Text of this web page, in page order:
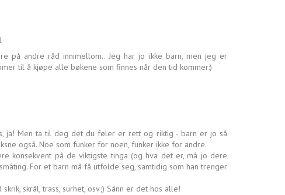
på andre råd innimellom.. Jeg har jo ikke barn, men jeg er
til å kjøpe alle bøkene som finnes når den tid kommer:)
ja! Men ta til deg det du føler er rett og riktig - barn er jo så
også. Noe som funker for noen, funker ikke for andre.
konsekvent på de viktigste tinga (og hva det er, må jo dere
For et barn må få utfolde seg, samtidig som han trenger
skrål, trass, surhet, osv;) Sånn er det hos alle!